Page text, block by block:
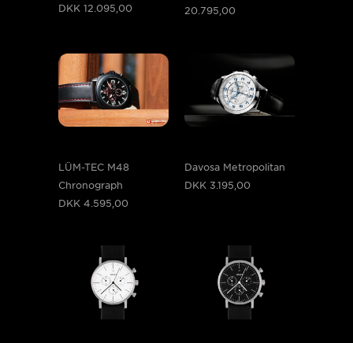
DKK 12.095,00
20.795,00
LÜM-TEC M48
Chronograph
DKK 4.595,00
Davosa Metropolitan
DKK 3.195,00